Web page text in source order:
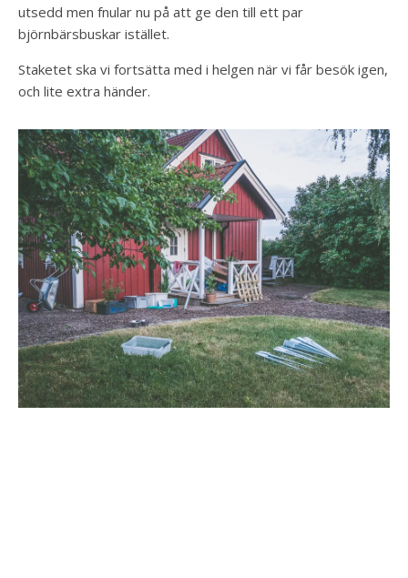
utsedd men fnular nu på att ge den till ett par
björnbärsbuskar istället.
Staketet ska vi fortsätta med i helgen när vi får besök igen,
och lite extra händer.